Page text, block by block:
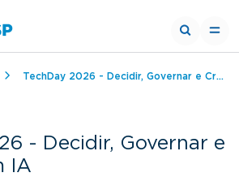
TechDay 2026 - Decidir, Governar e Crescer com IA
- Decidir, Governar e
IA